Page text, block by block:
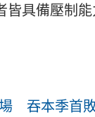
具備壓制
場 吞本季首